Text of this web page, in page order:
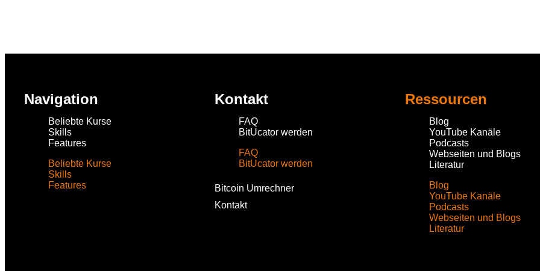
Navigation
Beliebte Kurse
Skills
Features
Beliebte Kurse
Skills
Features
Kontakt
FAQ
BitUcator werden
FAQ
BitUcator werden
Bitcoin Umrechner
Kontakt
Ressourcen
Blog
YouTube Kanäle
Podcasts
Webseiten und Blogs
Literatur
Blog
YouTube Kanäle
Podcasts
Webseiten und Blogs
Literatur